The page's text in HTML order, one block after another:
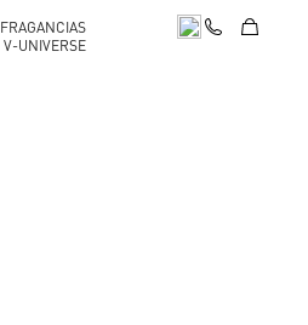
FRAGANCIAS
V-UNIVERSE